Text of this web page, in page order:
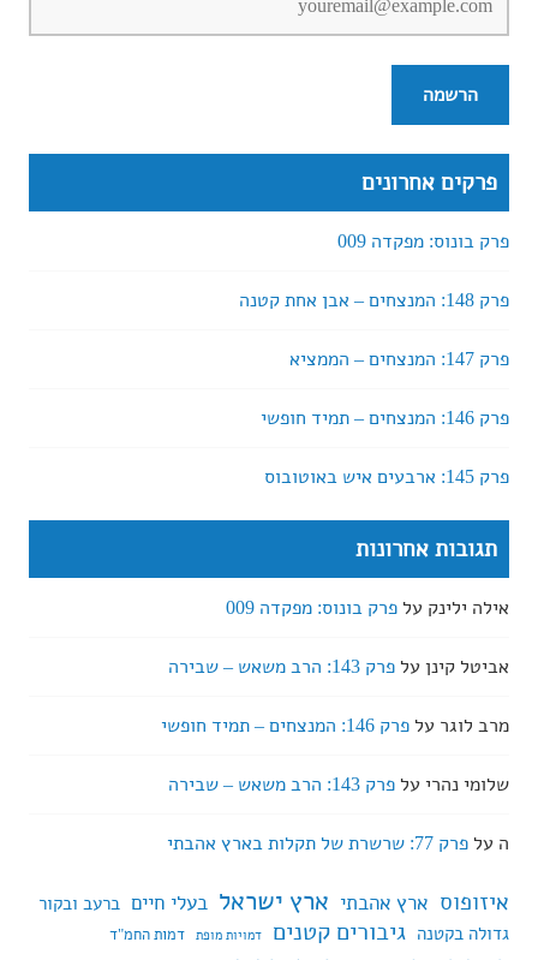
פרקים אחרונים
פרק בונוס: מפקדה 009
פרק 148: המנצחים – אבן אחת קטנה
פרק 147: המנצחים – הממציא
פרק 146: המנצחים – תמיד חופשי
פרק 145: ארבעים איש באוטובוס
תגובות אחרונות
אילה ילינק על פרק בונוס: מפקדה 009
אביטל קינןעל פרק 143: הרב משאש – שבירה
מרב לוגר על פרק 146: המנצחים – תמיד חופשי
שלומי נהרי על פרק 143: הרב משאש – שבירה
ה על פרק 77: שרשרת של תקלות בארץ אהבתי
איזופוס ארץ אהבתי ארץ ישראל בעלי חיים ברעב ובקור
גדולה בקטנה גיבורים קטנים דמויות מופת דמות החמ"ד